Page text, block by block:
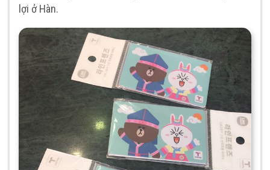
lợi ở Hàn.